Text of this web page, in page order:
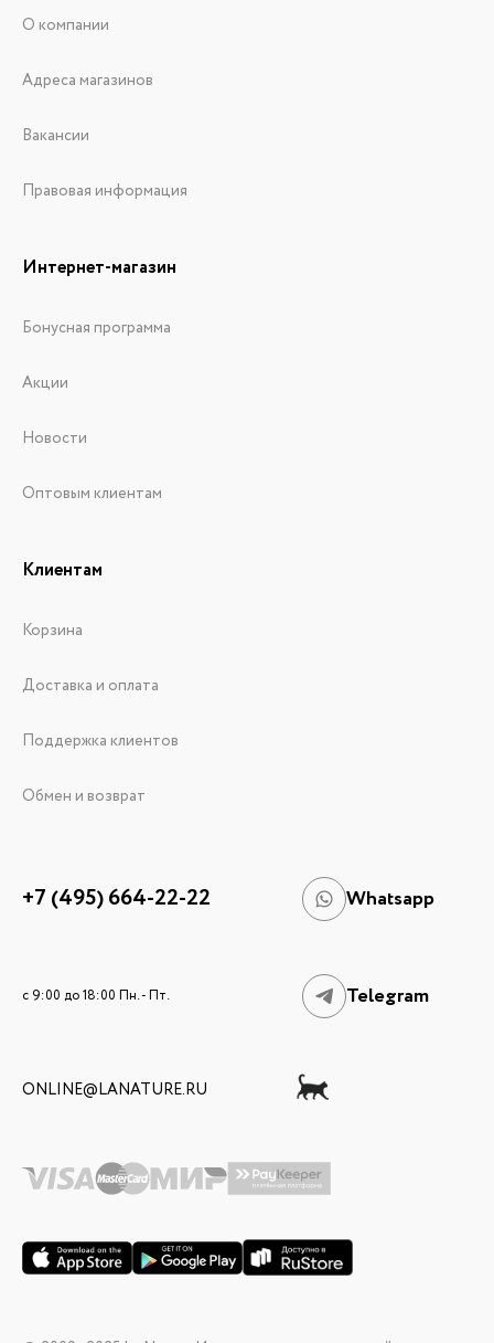
О компании
Адреса магазинов
Вакансии
Правовая информация
Интернет-магазин
Бонусная программа
Акции
Новости
Оптовым клиентам
Клиентам
Корзина
Доставка и оплата
Поддержка клиентов
Обмен и возврат
+7 (495) 664-22-22 Whatsapp
c 9:00 до 18:00 Пн. - Пт. Telegram
ONLINE@LANATURE.RU